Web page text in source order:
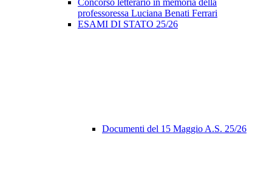
Concorso letterario in memoria della
professoressa Luciana Benati Ferrari
ESAMI DI STATO 25/26
Documenti del 15 Maggio A.S. 25/26